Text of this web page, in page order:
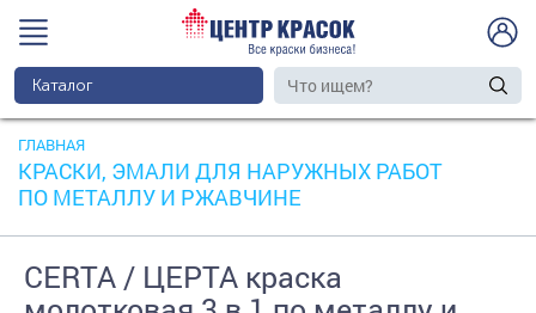
Каталог
ГЛАВНАЯ
КРАСКИ, ЭМАЛИ ДЛЯ НАРУЖНЫХ РАБОТ
ПО МЕТАЛЛУ И РЖАВЧИНЕ
CERTA / ЦЕРТА краска